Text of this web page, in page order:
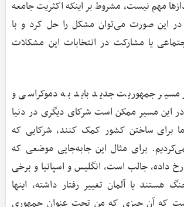
مهم نیست، مشروط بر اینکه اکثریت جامعه
این صورت می‌توان مشکل را حل کرد و با
یا مشارکت در انتخابات این مشکلات
جمهوریت جدید باید به دموکراسی و
این مسیر ممکن است شرکای دیگری در دنیا
برای ساختن کشور کمک کنند، شرکایی که
برای مثال این جابه‌جایی موضعی که
رخ داده، جالب است، انگلیس و اسپانیا و برخی
هستند یا آلمان تغییر رفتار داشته، اینها
که آن چیزی که من تحت عنوان جمهوری